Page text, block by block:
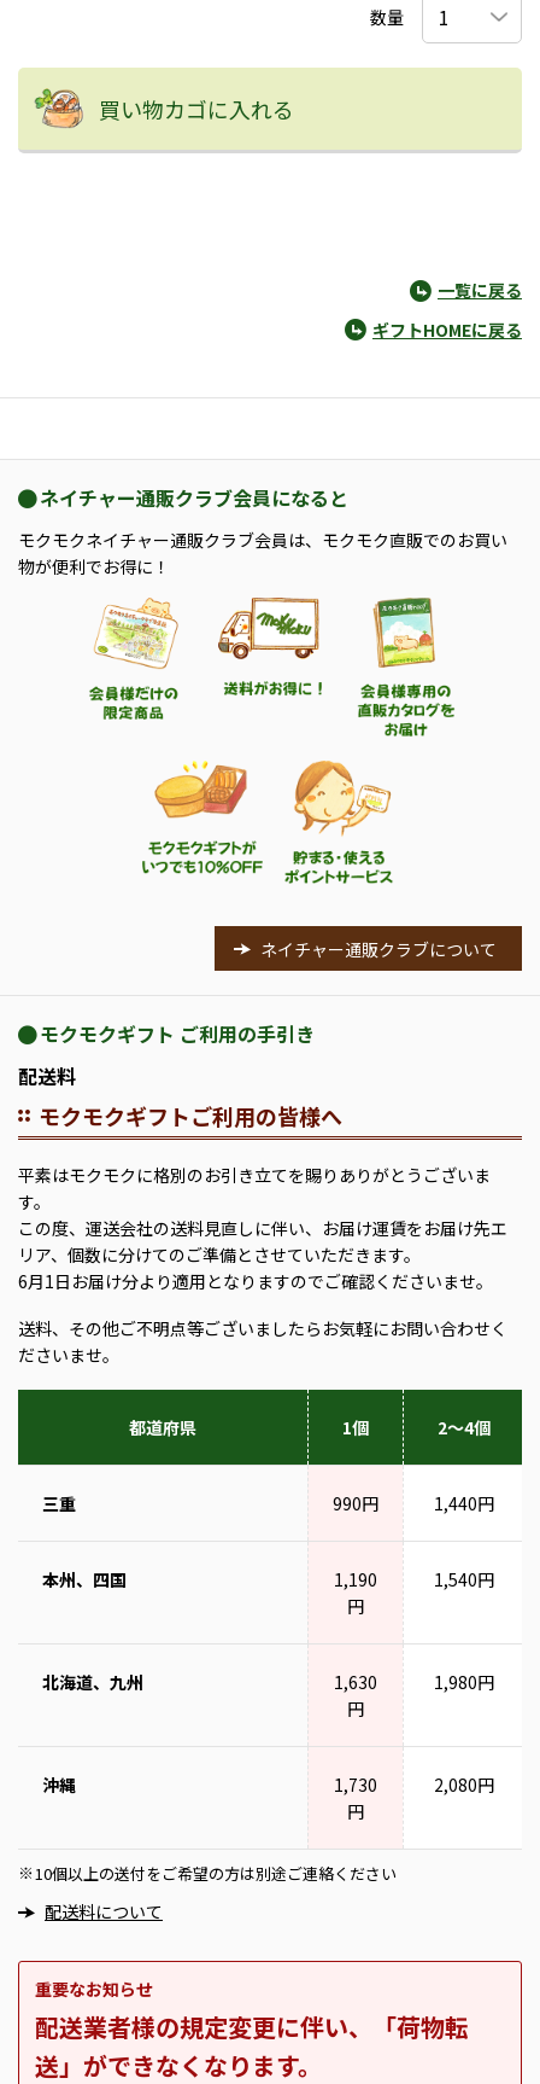
数量
買い物カゴに入れる
一覧に戻る
ギフトHOMEに戻る
ネイチャー通販クラブ会員になると
モクモクネイチャー通販クラブ会員は、モクモク直販でのお買い
物が便利でお得に！
ネイチャー通販クラブについて
モクモクギフト ご利用の手引き
配送料
モクモクギフトご利用の皆様へ
平素はモクモクに格別のお引き立てを賜りありがとうございま
す。
この度、運送会社の送料見直しに伴い、お届け運賃をお届け先エ
リア、個数に分けてのご準備とさせていただきます。
6月1日お届け分より適用となりますのでご確認くださいませ。
送料、その他ご不明点等ございましたらお気軽にお問い合わせく
ださいませ。
都道府県 1個 2～4個
三重 990円 1,440円
本州、四国
1,190
円
1,540円
北海道、九州
1,630
円
1,980円
沖縄
1,730
円
2,080円
※ 10個以上の送付をご希望の方は別途ご連絡ください
配送料について
重要なお知らせ
配送業者様の規定変更に伴い、「荷物転
送」ができなくなります。